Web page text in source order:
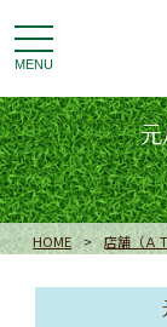
toggle
navigation
MENU
HOME > 店舗（Ａ